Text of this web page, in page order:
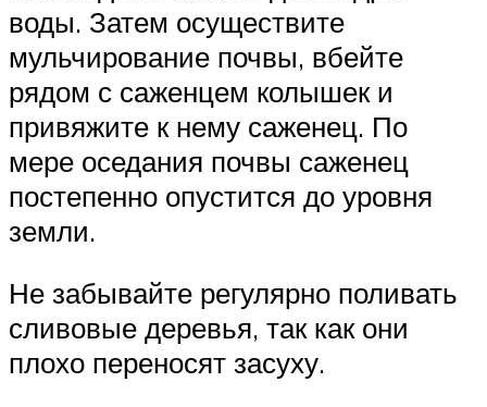
воды. Затем осуществите
мульчирование почвы, вбейте
рядом с саженцем колышек и
привяжите к нему саженец. По
мере оседания почвы саженец
постепенно опустится до уровня
земли.
Не забывайте регулярно поливать
сливовые деревья, так как они
плохо переносят засуху.